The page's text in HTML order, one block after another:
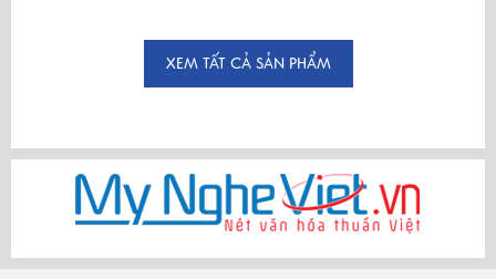
XEM TẤT CẢ SẢN PHẨM